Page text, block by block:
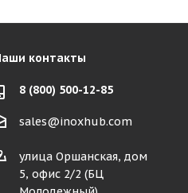
контакты
8 (800) 500-12-85
sales@inoxhub.com
улица Оршанская, дом
5, офис 2/2 (БЦ